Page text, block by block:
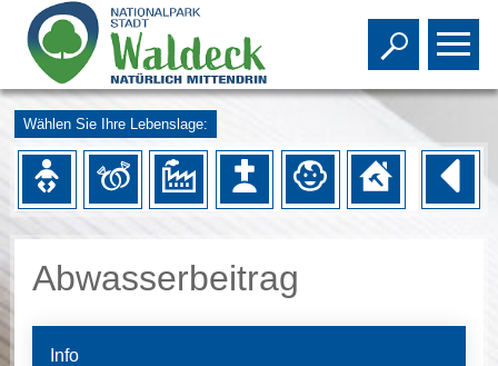
Toggle
Wählen Sie Ihre Lebenslage:
Abwasserbeitrag
Info